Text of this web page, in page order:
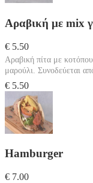
Αραβική με mix
€ 5.50
Αραβική πίτα με
μαρούλι. Συνοδεύεται
€ 5.50
Hamburger
€ 7.00